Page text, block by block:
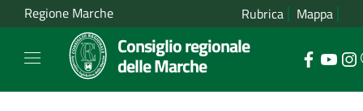
Regione Marche Rubrica Mappa
Consiglio regionale
delle Marche